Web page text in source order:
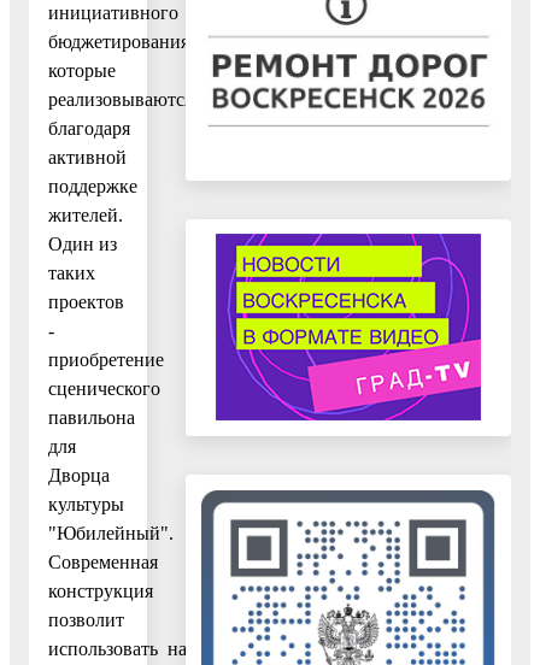
инициативного
бюджетирования,
которые
реализовываются
благодаря
активной
поддержке
жителей.
Один из
таких
проектов
-
приобретение
сценического
павильона
для
Дворца
культуры
"Юбилейный".
Современная
конструкция
позволит
использовать навесное